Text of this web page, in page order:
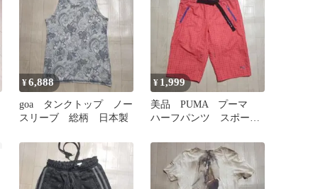
¥6,888
goa タンクトップ ノー
スリーブ 総柄 日本製
¥ 1,999
美品 PUMA プーマ
ハーフパンツ スポー
ア ドット柄